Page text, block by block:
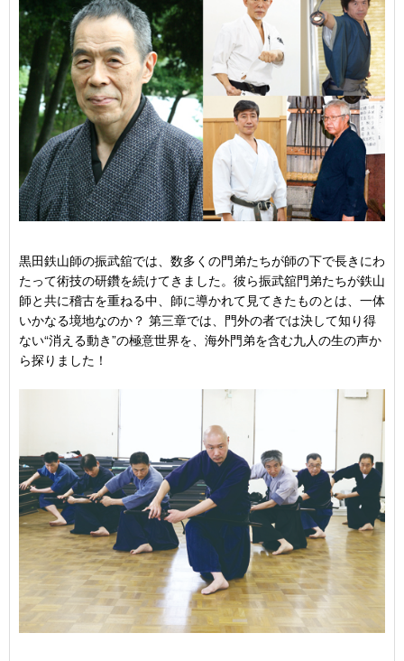
黒田鉄山師の振武舘では、数多くの門弟たちが師の下で長きにわ
たって術技の研鑽を続けてきました。彼ら振武舘門弟たちが鉄山
師と共に稽古を重ねる中、師に導かれて見てきたものとは、一体
いかなる境地なのか？ 第三章では、門外の者では決して知り得
ない“消える動き”の極意世界を、海外門弟を含む九人の生の声か
ら探りました！